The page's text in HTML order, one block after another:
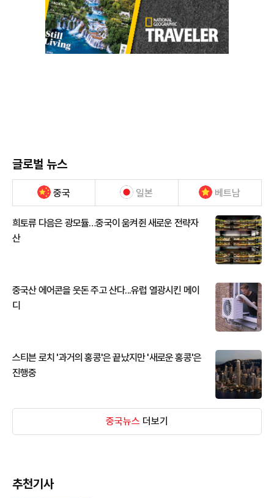
글로벌 뉴스
중국 일본 베트남
희토류 다음은 광모듈…중국이 움켜쥔 새로운 전략자
산
중국산 에어콘을 웃돈 주고 산다...유럽 열광시킨 메이
디
스티븐 로치 '과거의 홍콩'은 끝났지만 '새로운 홍콩'은
진행중
중국뉴스 더보기
추천기사